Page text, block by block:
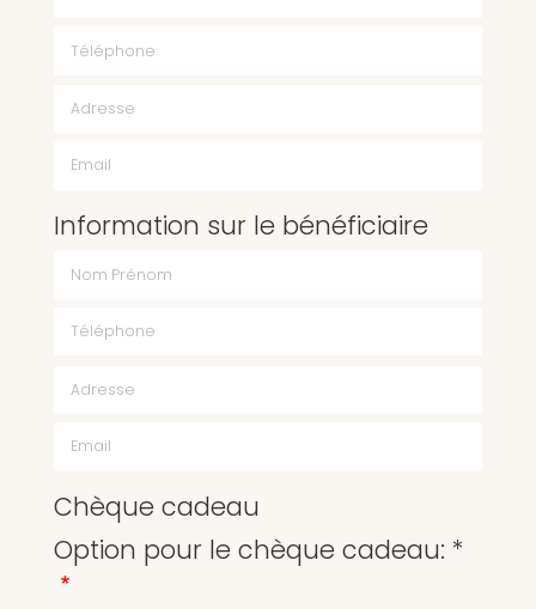
Information sur le bénéficiaire
Chèque cadeau
Option pour le chèque cadeau: *